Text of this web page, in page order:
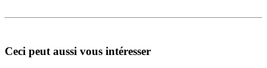
Ceci peut aussi vous intéresser